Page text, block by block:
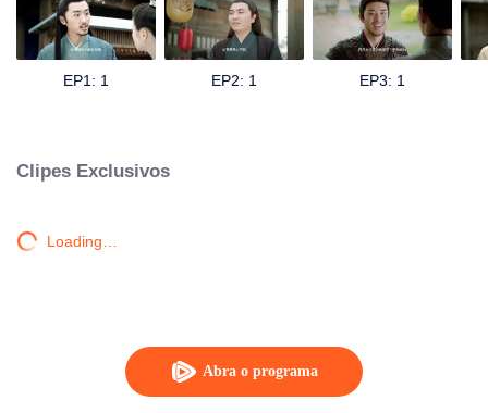
Abra o programa
EP1: 1 EP2: 1 EP3: 1
Clipes Exclusivos
Loading…